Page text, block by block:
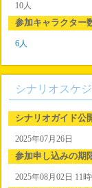
10人
参加キャラクター
6人
シナリオスケ
シナリオガイド公
2025年07月26日
参加申し込みの期
2025年08月02日 11